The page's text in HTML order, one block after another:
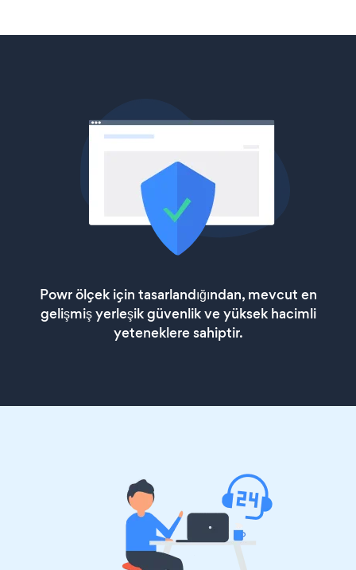
Powr ölçek için tasarlandığından, mevcut en
gelişmiş yerleşik güvenlik ve yüksek hacimli
yeteneklere sahiptir.